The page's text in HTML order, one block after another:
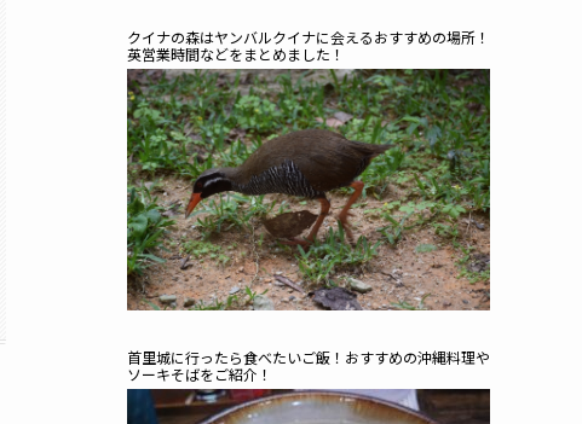
クイナの森はヤンバルクイナに会えるおすすめの場所！
英営業時間などをまとめました！
首里城に行ったら食べたいご飯！おすすめの沖縄料理や
ソーキそばをご紹介！